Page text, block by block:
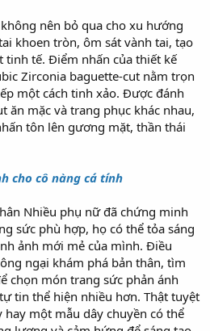
nên bỏ qua cho xu hướng
khoen tròn, ôm sát vành tai, tạo
tế. Điểm nhấn của thiết kế
Zirconia baguette-cut nằm trọn
một cách tinh xảo. Được đánh
ăn mặc và trang phục khác nhau,
tôn lên gương mặt, thần thái
cho cô nàng cá tính
Nhiều phụ nữ đã chứng minh
sức phù hợp, họ có thể tỏa sáng
ảnh mới mẻ của mình. Điều
ngại khám phá bản thân, tìm
chọn món trang sức phản ánh
tin thể hiện nhiều hơn. Thật tuyệt
một mẫu dây chuyền có thể